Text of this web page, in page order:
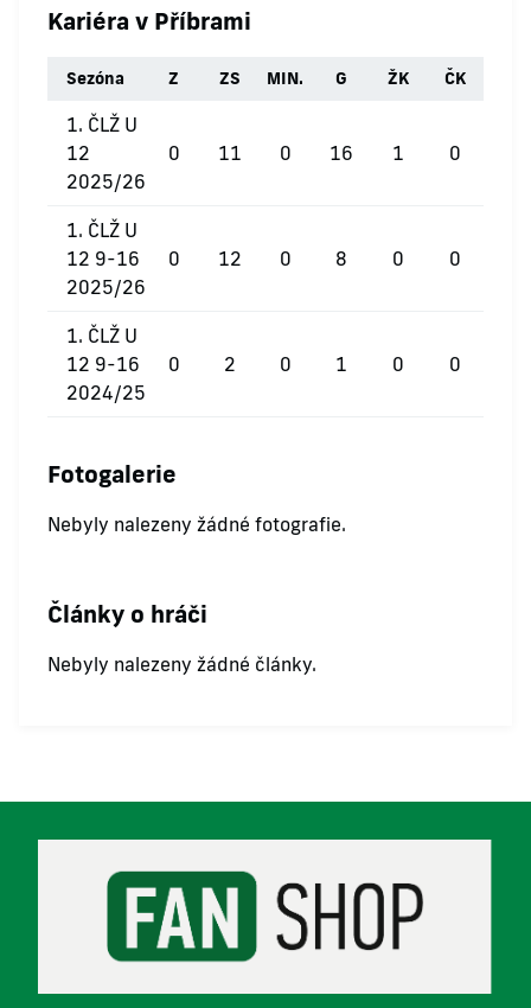
Kariéra v Příbrami
Sezóna Z ZS MIN. G ŽK ČK
1. ČLŽ U
12
2025/26
0 11 0 16 1 0
1. ČLŽ U
12 9-16
2025/26
0 12 0 8 0 0
1. ČLŽ U
12 9-16
2024/25
0 2 0 1 0 0
Fotogalerie
Nebyly nalezeny žádné fotografie.
Články o hráči
Nebyly nalezeny žádné články.